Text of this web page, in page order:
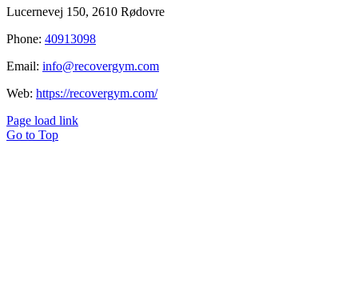
Lucernevej 150, 2610 Rødovre
Phone: 40913098
Email: info@recovergym.com
Web: https://recovergym.com/
Page load link
Go to Top